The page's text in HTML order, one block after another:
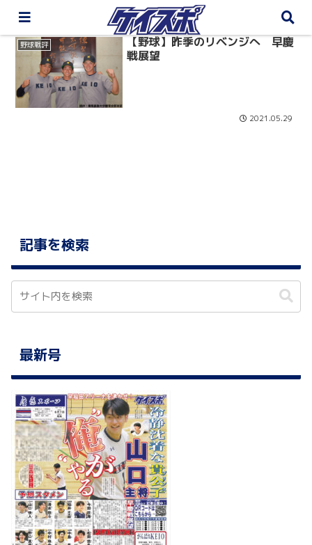
野球戦評
【野球】昨季のリベンジへ 早慶
戦展望
2021.05.29
記事を検索
最新号